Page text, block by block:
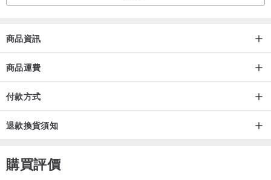
商品資訊
商品運費
付款方式
退款換貨須知
購買評價